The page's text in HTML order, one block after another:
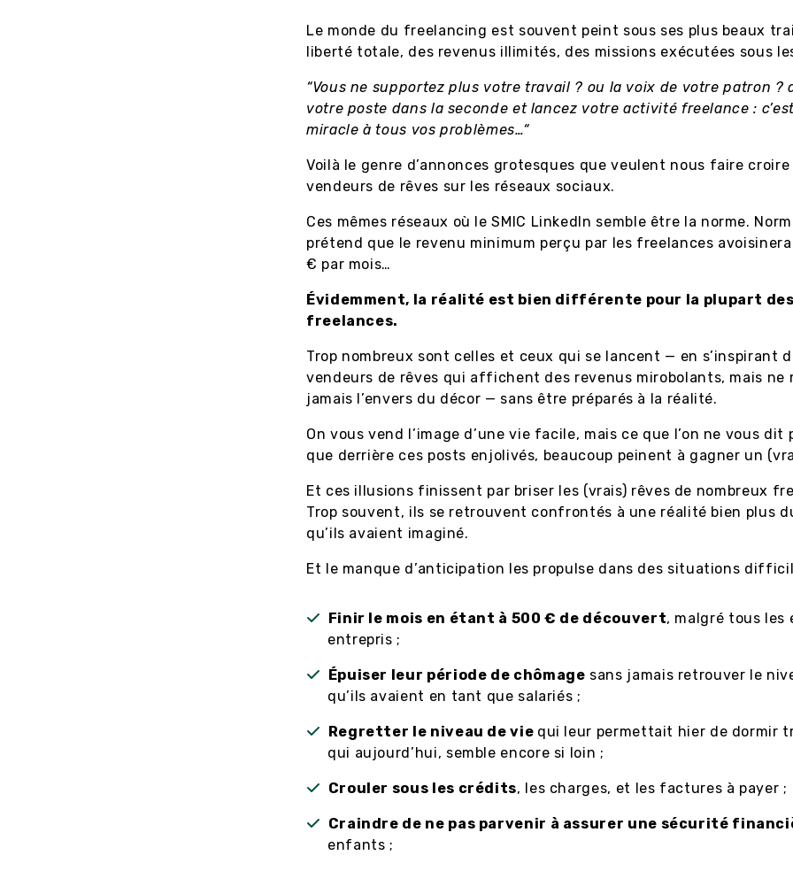
Le monde du freelancing est souvent peint sous ses plus beaux
liberté totale, des revenus illimités, des missions exécutées sous
“Vous ne supportez plus votre travail ? ou la voix de votre patron ?
votre poste dans la seconde et lancez votre activité freelance :
miracle à tous vos problèmes…“
Voilà le genre d’annonces grotesques que veulent nous faire croire
vendeurs de rêves sur les réseaux sociaux.
Ces mêmes réseaux où le SMIC LinkedIn semble être la norme.
prétend que le revenu minimum perçu par les freelances
€ par mois…
Évidemment, la réalité est bien différente pour la plupart des
freelances.
Trop nombreux sont celles et ceux qui se lancent — en s’inspirant
vendeurs de rêves qui affichent des revenus mirobolants, mais ne
jamais l’envers du décor — sans être préparés à la réalité.
On vous vend l’image d’une vie facile, mais ce que l’on ne vous dit
que derrière ces posts enjolivés, beaucoup peinent à gagner un
Et ces illusions finissent par briser les (vrais) rêves de nombreux
Trop souvent, ils se retrouvent confrontés à une réalité bien plus
qu’ils avaient imaginé.
Et le manque d’anticipation les propulse dans des situations
Finir le mois en étant à 500 € de découvert, malgré tous
entrepris ;
Épuiser leur période de chômage sans jamais retrouver le
qu’ils avaient en tant que salariés ;
Regretter le niveau de vie qui leur permettait hier de dormir
qui aujourd’hui, semble encore si loin ;
Crouler sous les crédits, les charges, et les factures à payer ;
Craindre de ne pas parvenir à assurer une sécurité
enfants ;